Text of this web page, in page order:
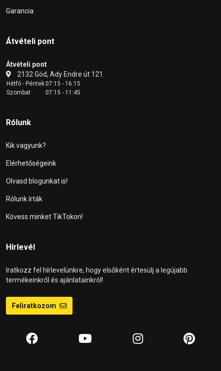
Garancia
Átvételi pont
Átvételi pont
2132 Göd, Ady Endre út 121.
Hétfő - Péntek07:15 - 16:15
Szombat
07:15 - 11:45
Rólunk
Kik vagyunk?
Elérhetőségeink
Olvasd blogunkat is!
Rólunk írták
Kövess minket TikTokon!
Hírlevél
Iratkozz fel hírlevelünkre, hogy elsőként értesülj a legújabb
termékeinkről és ajánlatainkról!
Feliratkozom